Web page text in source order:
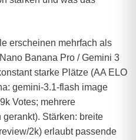
erscheinen mehrfach als
Banana Pro / Gemini 3
starke Plätze (AA ELO
gemini‑3.1‑flash image
Votes; mehrere
gerankt). Stärken: breite
2k) erlaubt passende